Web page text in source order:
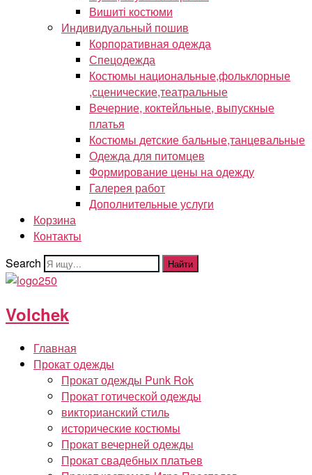
Вишиті костюми
Индивидуальный пошив
Корпоративная одежда
Спецодежда
Костюмы национальные,фольклорные
,сценические,театральные
Вечерние, коктейльные, выпускные
платья
Костюмы детские бальные,танцевальные
Одежда для питомцев
Формирование цены на одежду
Галерея работ
Дополнительные услуги
Корзина
Контакты
Search
Найти
Volchek
Главная
Прокат одежды
Прокат одежды Punk Rok
Прокат готической одежды
викторианский стиль
исторические костюмы
Прокат вечерней одежды
Прокат свадебных платьев